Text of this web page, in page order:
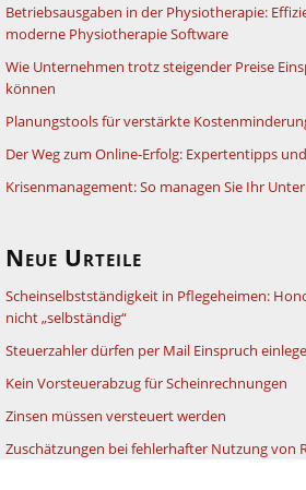
Betriebsausgaben in der Physiotherapie:
moderne Physiotherapie Software
Wie Unternehmen trotz steigender Preise
können
Planungstools für verstärkte
Der Weg zum Online-Erfolg: Expertentipps
Krisenmanagement: So managen Sie Ihr
Neue Urteile
Scheinselbstständigkeit in Pflegeheimen:
nicht „selbständig“
Steuerzahler dürfen per Mail Einspruch
Kein Vorsteuerabzug für Scheinrechnungen
Zinsen müssen versteuert werden
Zuschätzungen bei fehlerhafter Nutzung von